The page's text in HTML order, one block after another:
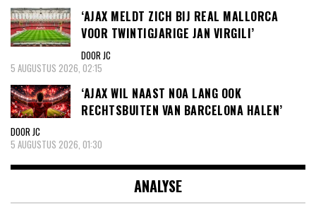
‘AJAX MELDT ZICH BIJ REAL MALLORCA
VOOR TWINTIGJARIGE JAN VIRGILI’
DOOR JC
5 AUGUSTUS 2026, 02:15
‘AJAX WIL NAAST NOA LANG OOK
RECHTSBUITEN VAN BARCELONA HALEN’
DOOR JC
5 AUGUSTUS 2026, 01:30
ANALYSE